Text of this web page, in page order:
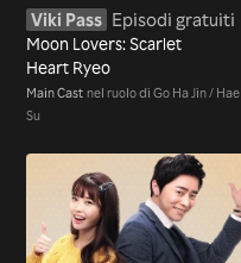
Viki Pass Episodi gratuiti
Moon Lovers: Scarlet
Heart Ryeo
Main Cast nel ruolo di Go Ha Jin / Hae
Su